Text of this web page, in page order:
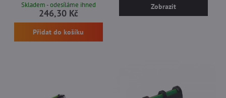
Skladem - odesíláme ihned
246,30 Kč
Přidat do košíku
Zobrazit